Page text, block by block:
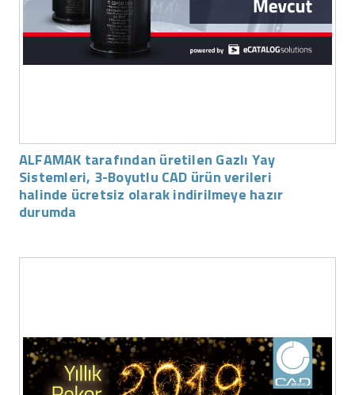
ALFAMAK tarafından üretilen Gazlı Yay
Sistemleri, 3-Boyutlu CAD ürün verileri
halinde ücretsiz olarak indirilmeye hazır
durumda